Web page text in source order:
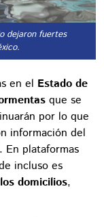
dejaron fuertes
en el Estado de
que se
por lo que
información del
En plataformas
incluso es
domicilios,